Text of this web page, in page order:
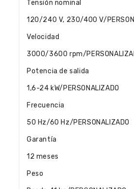
Tensión nominal
120/240 V, 230/400 V/
Velocidad
3000/3600 rpm/
Potencia de salida
1,6-24 kW/PERSONALIZADO
Frecuencia
50 Hz/60 Hz/PERSONALIZADO
Garantía
12 meses
Peso